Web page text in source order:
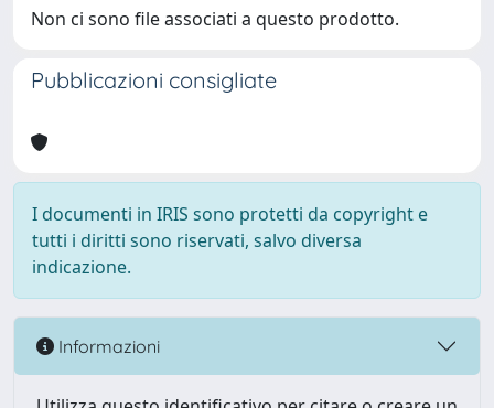
Non ci sono file associati a questo prodotto.
Pubblicazioni consigliate
I documenti in IRIS sono protetti da copyright e
tutti i diritti sono riservati, salvo diversa
indicazione.
Informazioni